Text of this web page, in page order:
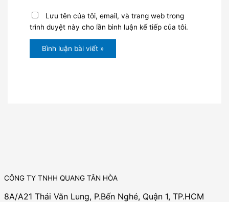
Lưu tên của tôi, email, và trang web trong
trình duyệt này cho lần bình luận kế tiếp của tôi.
CÔNG TY TNHH QUANG TÂN HÒA
8A/A21 Thái Văn Lung, P.Bến Nghé, Quận 1, TP.HCM